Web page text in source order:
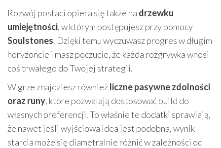
Rozwój postaci opiera się także na drzewku
umiejętności, w którym postępujesz przy pomocy
Soulstones. Dzięki temu wyczuwasz progres w długim
horyzoncie i masz poczucie, że każda rozgrywka wnosi
coś trwałego do Twojej strategii.
W grze znajdziesz równieżliczne pasywne zdolności
oraz runy, które pozwalają dostosować build do
własnych preferencji. To właśnie te dodatki sprawiają,
że nawet jeśli wyjściowa idea jest podobna, wynik
starcia może się diametralnie różnić w zależności od